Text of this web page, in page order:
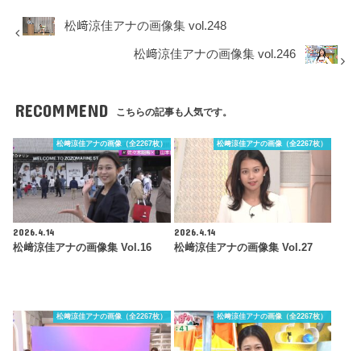
松﨑涼佳アナの画像集 vol.248
松﨑涼佳アナの画像集 vol.246
RECOMMEND こちらの記事も人気です。
松﨑涼佳アナの画像（全2267枚）
2026.4.14
松﨑涼佳アナの画像集 Vol.16
松﨑涼佳アナの画像（全2267枚）
2026.4.14
松﨑涼佳アナの画像集 Vol.27
松﨑涼佳アナの画像（全2267枚） 松﨑涼佳アナの画像（全2267枚）